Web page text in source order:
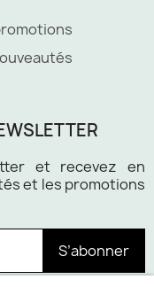
et recevez en
et les promotions
S’abonner